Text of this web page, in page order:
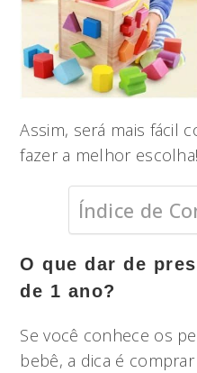
Assim, será mais fácil
fazer a melhor escolha!
Índice de
O que dar de
de 1 ano?
Se você conhece os
bebê, a dica é